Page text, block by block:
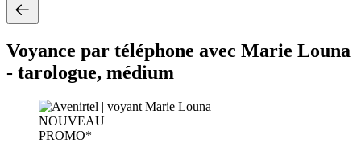
Voyance par téléphone avec Marie Louna
- tarologue, médium
NOUVEAU
PROMO*